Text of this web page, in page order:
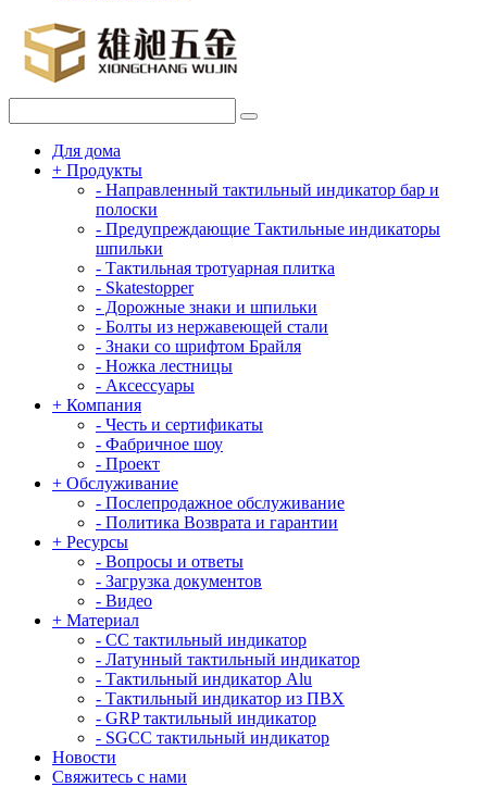
Для дома
+ Продукты
- Направленный тактильный индикатор бар и
полоски
- Предупреждающие Тактильные индикаторы
шпильки
- Тактильная тротуарная плитка
- Skatestopper
- Дорожные знаки и шпильки
- Болты из нержавеющей стали
- Знаки со шрифтом Брайля
- Ножка лестницы
- Аксессуары
+ Компания
- Честь и сертификаты
- Фабричное шоу
- Проект
+ Обслуживание
- Послепродажное обслуживание
- Политика Возврата и гарантии
+ Ресурсы
- Вопросы и ответы
- Загрузка документов
- Видео
+ Материал
- СС тактильный индикатор
- Латунный тактильный индикатор
- Тактильный индикатор Alu
- Тактильный индикатор из ПВХ
- GRP тактильный индикатор
- SGCC тактильный индикатор
Новости
Свяжитесь с нами